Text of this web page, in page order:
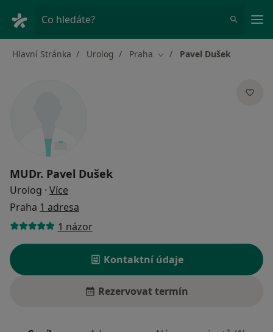
Co hledáte?
Hlavní Stránka Urolog Praha Změna města
Pavel Dušek
MUDr. Pavel Dušek
Urolog · Více
Praha 1 adresa
1 názor
Kontaktní údaje
Rezervovat termín